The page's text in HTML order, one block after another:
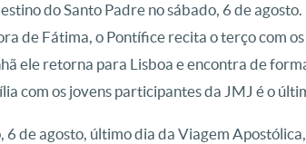
do Santo Padre no sábado, 6 de
de Fátima, o Pontífice recita o terço com
ele retorna para Lisboa e encontra de
com os jovens participantes da JMJ é o
6 de agosto, último dia da Viagem